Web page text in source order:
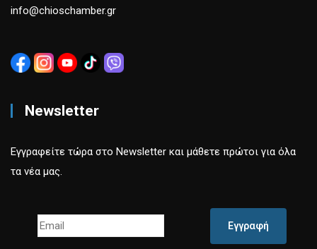
info@chioschamber.gr
Newsletter
Εγγραφείτε τώρα στο Newsletter και μάθετε πρώτοι για όλα
τα νέα μας.
Εγγραφή